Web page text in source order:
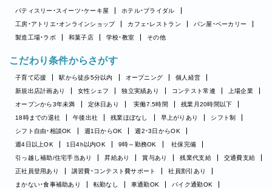
パティスリー・スイーツ・ケーキ屋
ホテル・ブライダル
工房・アトリエ・オンラインショップ
カフェ・レストラン
パン屋・ベーカリー
製造工場・ラボ
和菓子店 学校・教室 その他
こだわり条件からさがす
子育て応援 駅から徒歩5分以内 オープニング
個人経営
新規出店計画あり
女性シェフ 独立実績あり コンテスト常連
上場企業
オープンから3年未満
定休日あり 実働7.5時間
残業月20時間以下
18時までの退社
午後出社 残業ほぼなし 早上がりあり
シフト制
シフト自由・相談OK
週1日からOK
週2・3日からOK
週4日以上OK
1日4h以内OK 9時～勤務OK
社保完備
引っ越し補助/住宅手当あり
昇給あり 賞与あり 残業代支給
交通費支給
正社員登用あり
講習費・コンテスト費サポート
社員割引あり
まかない・食事補助あり
転勤なし 車通勤OK
バイク通勤OK